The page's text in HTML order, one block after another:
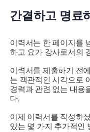
간결하고 명료
이력서는 한 페이지를
하고 요가 강사로서의
이력서를 제출하기 전
는 객관적인 시각으로
경력과 관련 없는 내용
다.
이제 이력서를 작성하
있는 몇 가지 추가적인